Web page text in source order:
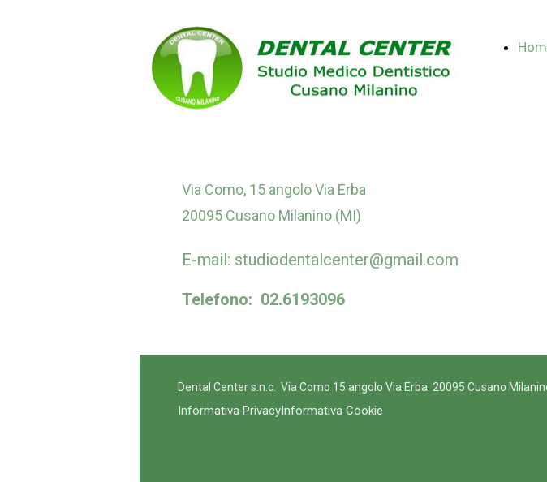
Via Como, 15 angolo Via Erba
20095 Cusano Milanino (MI)
E-mail: studiodentalcenter@gmail.com
Telefono: 02.6193096
Dental Center s.n.c. Via Como 15 angolo Via Erba 20095 Cusano
Informativa PrivacyInformativa Cookie